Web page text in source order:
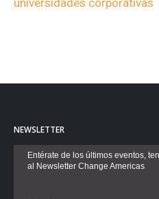
NEWSLETTER
Entérate de los últimos eventos,
al Newsletter Change Americas